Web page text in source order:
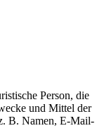
Person, die
und Mittel der
B. Namen, E-Mail-